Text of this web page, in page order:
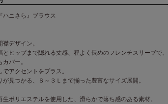
ハニさら』ブラウス
デザイン。
とヒップまで隠れる丈感、程よく長めのフレンチスリーブで、
バー。
アクセントをプラス。
が見つかる、Ｓ～３Ｌまで揃った豊富なサイズ展開。
生ポリエステルを使用した、滑らかで落ち感のある素材。